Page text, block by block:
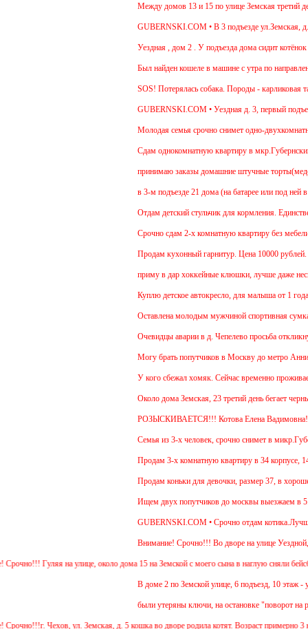
Между домов 13 и 15 по улице Земская третий
GUBERNSKI.COM • В 3 подъезде ул.Земская,
Уездная , дом 2 . У подъезда дома сидит
Был найден кошеле в машине с утра по
SOS! Потерялась собака. Породы - карликовая
GUBERNSKI.COM • Уездная д. 3, первый
Молодая семья срочно снимет одно-
Cдам однокомнатную квартиру в
принимаю заказы домашние штучные
в 3-м подъезде 21 дома (на батарее или под ней
Отдам детский стульчик для кормления.
Срочно сдам 2-х комнатную квартиру без
Продам кухонный гарнитур. Цена 10000 рублей.
приму в дар хоккейные клюшки, лучше даже
Куплю детское автокресло, для малыша от 1 года.
Оставлена молодым мужчиной спортивная сумка.
Очевидцы аварии в д. Чепелево просьба
Могу брать попутчиков в Москву до метро
У кого сбежал хомяк. Сейчас временно
Около дома Земская, 23 третий день бегает
РОЗЫСКИВАЕТСЯ!!! Котова Елена
Семья из 3-х человек, срочно снимет в
Продам 3-х комнатную квартиру в 34 корпусе,
Продам коньки для девочки, размер 37, в
Ищем двух попутчиков до москвы выезжаем в
GUBERNSKI.COM • Срочно отдам
Внимание! Срочно!!! Во дворе на улице Уездной,
Гуляя на улице, около дома 15 на Земской с моего сына в наглую сняли
В доме 2 по Земской улице, 6 подъезд, 10 этаж -
были утеряны ключи, на остановке "поворот на
Чехов, ул. Земская, д. 5 кошка во дворе родила котят. Возраст примерно 3